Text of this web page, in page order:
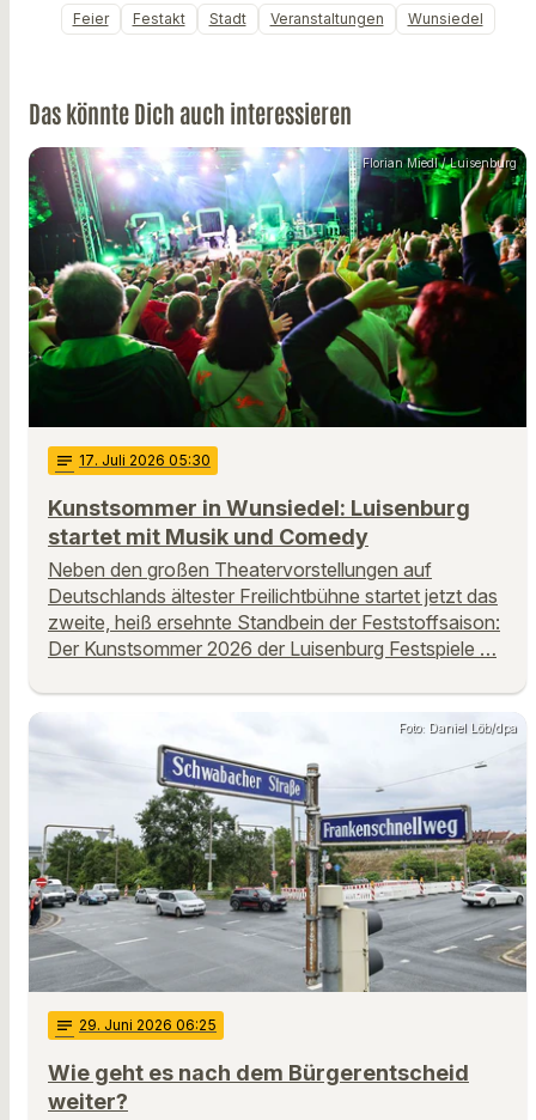
Feier Festakt Stadt Veranstaltungen Wunsiedel
Das könnte Dich auch interessieren
Florian Miedl / Luisenburg
notes 17. Juli 2026 05:30
Kunstsommer in Wunsiedel: Luisenburg
startet mit Musik und Comedy
Neben den großen Theatervorstellungen auf
Deutschlands ältester Freilichtbühne startet jetzt das
zweite, heiß ersehnte Standbein der Feststoffsaison:
Der Kunstsommer 2026 der Luisenburg Festspiele …
Foto: Daniel Löb/dpa
notes 29. Juni 2026 06:25
Wie geht es nach dem Bürgerentscheid
weiter?